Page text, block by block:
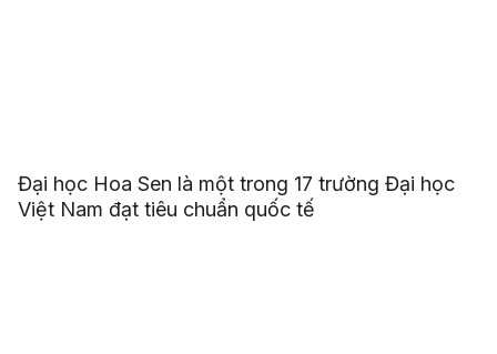
Đại học Hoa Sen là một trong 17 trường Đại học
Việt Nam đạt tiêu chuẩn quốc tế